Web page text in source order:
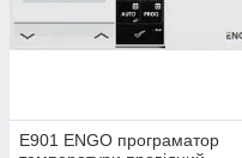
E901 ENGO програматор